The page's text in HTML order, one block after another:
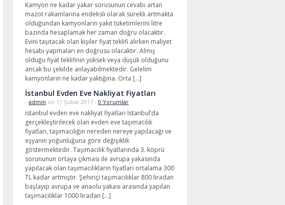
Kamyon ne kadar yakar sorusunun cevabı artan
mazot rakamlarına endeksli olarak sürekli artmakta
olduğundan kamyonların yakıt tüketimlerini litre
bazında hesaplamak her zaman doğru olacaktır.
Evini taşıtacak olan kişiler fiyat teklifi alırken maliyet
hesabı yapmaları en doğrusu olacaktır. Almış
olduğu fiyat teklifinin yüksek veya düşük olduğunu
ancak bu şekilde anlayabilmektedir. Gelelim
kamyonların ne kadar yaktığına. Orta […]
İstanbul Evden Eve Nakliyat Fiyatları
- admin on 11 Şubat 2017 - 0 Yorumlar
istanbul evden eve nakliyat fiyatları İstanbul’da
gerçekleştirilecek olan evden eve taşımacılık
fiyatları, taşımacılığın nereden nereye yapılacağı ve
eşyanın yoğunluğuna göre değişiklik
göstermektedir. Taşımacılık fiyatlarında 3. köprü
sorununun ortaya çıkması ile avrupa yakasında
yapılacak olan taşımacılıkların fiyatları ortalama 300
TL kadar artmıştır. Şehiriçi taşımacılıklar 800 liradan
başlayıp avrupa ve anaolu yakası arasında yapılan
taşımacılıklar 1000 liradan […]